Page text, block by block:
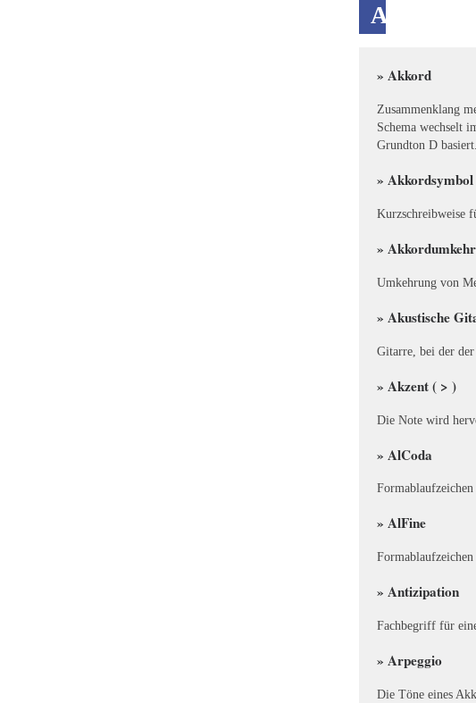
A
» Akkord
Zusammenklang
Schema wechselt
Grundton D basiert.
» Akkordsymbol
Kurzschreibweise
»
Umkehrung von
» Akustische
Gitarre, bei der
» Akzent ( > )
Die Note wird
» AlCoda
» AlFine
» Antizipation
Fachbegriff für
» Arpeggio
Die Töne eines